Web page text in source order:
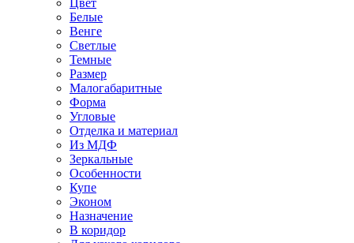
Цвет
Белые
Венге
Светлые
Темные
Размер
Малогабаритные
Форма
Угловые
Отделка и материал
Из МДФ
Зеркальные
Особенности
Купе
Эконом
Назначение
В коридор